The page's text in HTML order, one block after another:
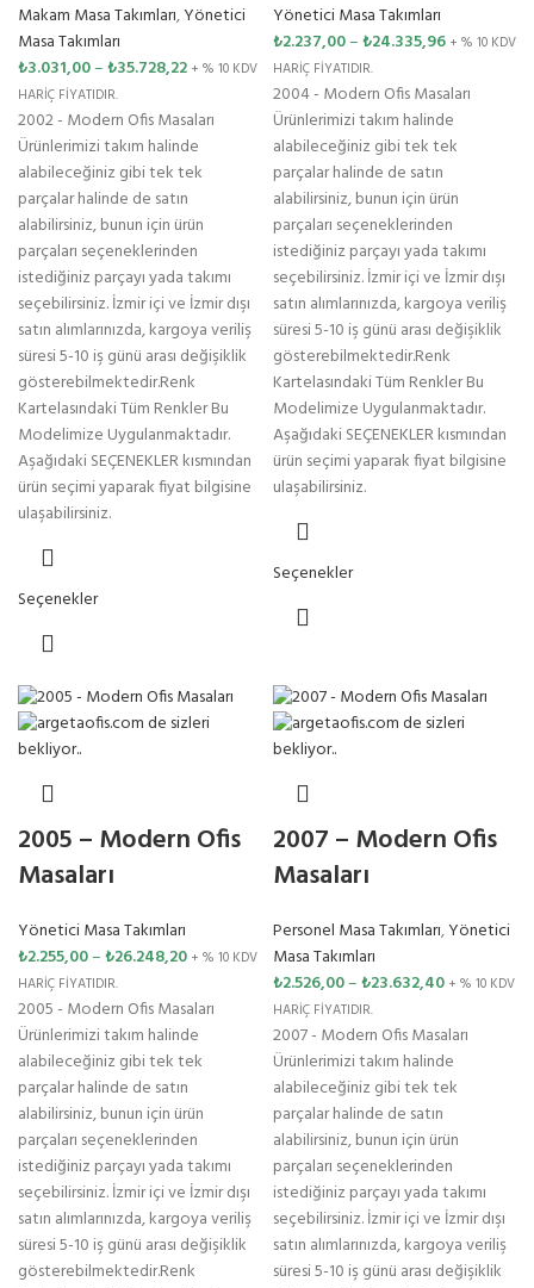
Makam Masa Takımları,Yönetici
Masa Takımları
₺3.031,00–₺35.728,22 + % 10 KDV
HARİÇ FİYATIDIR.
2002 - Modern Ofis Masaları
Ürünlerimizi takım halinde
alabileceğiniz gibi tek tek
parçalar halinde de satın
alabilirsiniz, bunun için ürün
parçaları seçeneklerinden
istediğiniz parçayı yada takımı
seçebilirsiniz. İzmir içi ve İzmir dışı
satın alımlarınızda, kargoya veriliş
süresi 5-10 iş günü arası değişiklik
gösterebilmektedir.Renk
Kartelasındaki Tüm Renkler Bu
Modelimize Uygulanmaktadır.
Aşağıdaki SEÇENEKLER kısmından
ürün seçimi yaparak fiyat bilgisine
ulaşabilirsiniz.
Seçenekler
Yönetici Masa Takımları
₺2.237,00–₺24.335,96 + % 10 KDV
HARİÇ FİYATIDIR.
2004 - Modern Ofis Masaları
Ürünlerimizi takım halinde
alabileceğiniz gibi tek tek
parçalar halinde de satın
alabilirsiniz, bunun için ürün
parçaları seçeneklerinden
istediğiniz parçayı yada takımı
seçebilirsiniz. İzmir içi ve İzmir dışı
satın alımlarınızda, kargoya veriliş
süresi 5-10 iş günü arası değişiklik
gösterebilmektedir.Renk
Kartelasındaki Tüm Renkler Bu
Modelimize Uygulanmaktadır.
Aşağıdaki SEÇENEKLER kısmından
ürün seçimi yaparak fiyat bilgisine
ulaşabilirsiniz.
Seçenekler
2005 – Modern Ofis
Masaları
Yönetici Masa Takımları
₺2.255,00–₺26.248,20 + % 10 KDV
HARİÇ FİYATIDIR.
2005 - Modern Ofis Masaları
Ürünlerimizi takım halinde
alabileceğiniz gibi tek tek
parçalar halinde de satın
alabilirsiniz, bunun için ürün
parçaları seçeneklerinden
istediğiniz parçayı yada takımı
seçebilirsiniz. İzmir içi ve İzmir dışı
satın alımlarınızda, kargoya veriliş
süresi 5-10 iş günü arası değişiklik
gösterebilmektedir.Renk
2007 – Modern Ofis
Masaları
Personel Masa Takımları,Yönetici
Masa Takımları
₺2.526,00–₺23.632,40 + % 10 KDV
HARİÇ FİYATIDIR.
2007 - Modern Ofis Masaları
Ürünlerimizi takım halinde
alabileceğiniz gibi tek tek
parçalar halinde de satın
alabilirsiniz, bunun için ürün
parçaları seçeneklerinden
istediğiniz parçayı yada takımı
seçebilirsiniz. İzmir içi ve İzmir dışı
satın alımlarınızda, kargoya veriliş
süresi 5-10 iş günü arası değişiklik